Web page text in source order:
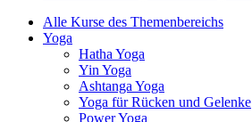
Alle Kurse des Themenbereichs
Yoga
Hatha Yoga
Yin Yoga
Ashtanga Yoga
Yoga für Rücken und Gelenke
Power Yoga